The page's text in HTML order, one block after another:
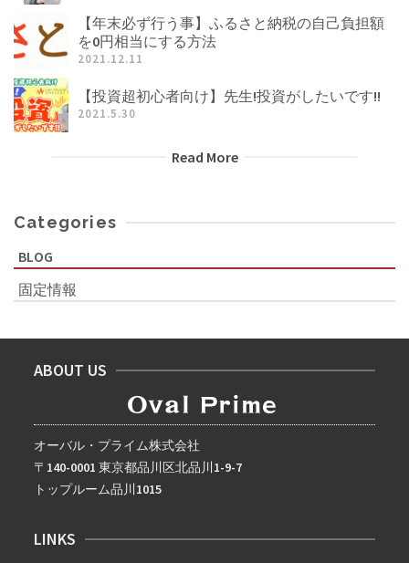
【年末必ず行う事】ふるさと納税の自己負担額
を0円相当にする方法
2021.12.11
【投資超初心者向け】先生!投資がしたいです!!
2021.5.30
Read More
Categories
BLOG
固定情報
ABOUT US
オーバル・プライム株式会社
〒140-0001 東京都品川区北品川1-9-7
トップルーム品川1015
LINKS